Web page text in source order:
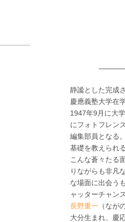
静謐とした完成
慶應義塾大学在
1947年9月に大
にフォトフレン
編集部員となる
基礎を教えられる
こんな蒼々たる
りながらも非凡
な場面に出会う
ャッターチャン
長野重一 （なが
大分生まれ、慶